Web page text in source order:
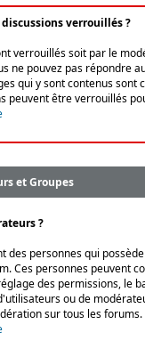
verrouillés ?
verrouillés soit par le
ne pouvez pas répondre
qui y sont contenus sont
peuvent être verrouillés
et Groupes
?
des personnes qui
Ces personnes peuvent
des permissions, le
ou de
sur tous les forums.